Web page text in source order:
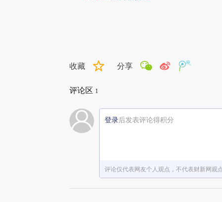
收藏 分享
评论区 1
登录后发表评论得积分
评论仅代表网友个人观点，不代表财新网观